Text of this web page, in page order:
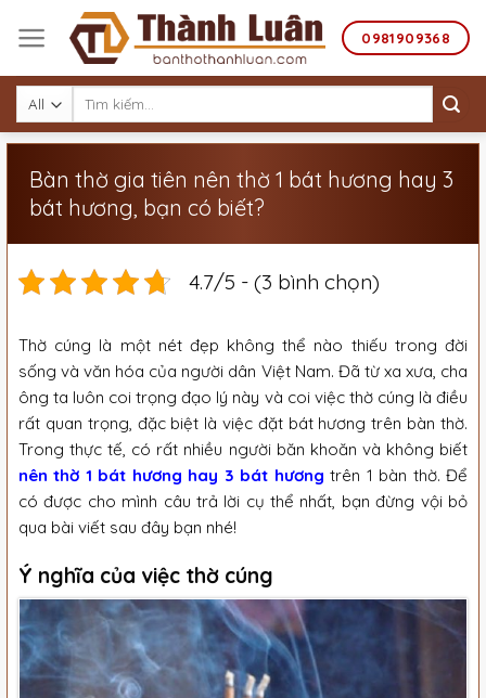
0981909368
Bàn thờ gia tiên nên thờ 1 bát hương hay 3
bát hương, bạn có biết?
4.7/5 - (3 bình chọn)
Thờ cúng là một nét đẹp không thể nào thiếu trong đời
sống và văn hóa của người dân Việt Nam. Đã từ xa xưa, cha
ông ta luôn coi trọng đạo lý này và coi việc thờ cúng là điều
rất quan trọng, đặc biệt là việc đặt bát hương trên bàn thờ.
Trong thực tế, có rất nhiều người băn khoăn và không biết
nên thờ 1 bát hương hay 3 bát hương trên 1 bàn thờ. Để
có được cho mình câu trả lời cụ thể nhất, bạn đừng vội bỏ
qua bài viết sau đây bạn nhé!
Ý nghĩa của việc thờ cúng